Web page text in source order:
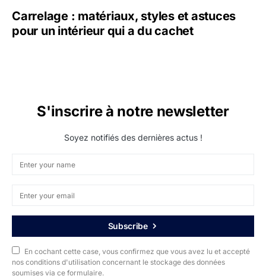
Carrelage : matériaux, styles et astuces
pour un intérieur qui a du cachet
S'inscrire à notre newsletter
Soyez notifiés des dernières actus !
Subscribe
En cochant cette case, vous confirmez que vous avez lu et accepté
nos conditions d'utilisation concernant le stockage des données
soumises via ce formulaire.